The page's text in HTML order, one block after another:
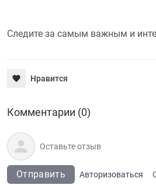
Следите за самым важным и
Нравится
Комментарии (0)
Отправить Авторизоваться